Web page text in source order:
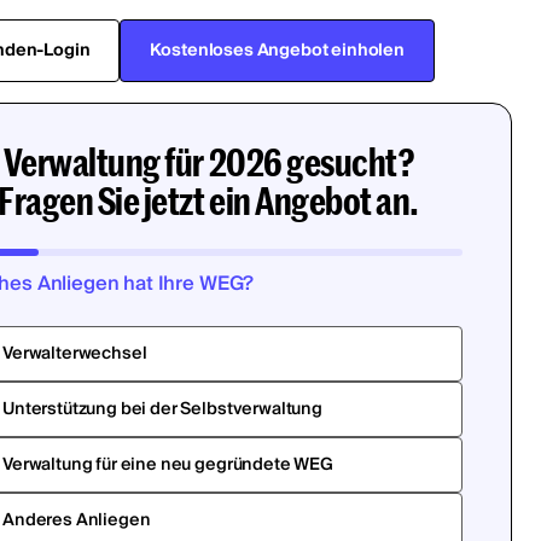
Login Kostenloses Angebot einholen
Verwaltung für 2026 gesucht?
Fragen Sie jetzt ein Angebot an.
Anliegen hat Ihre WEG?
Verwalterwechsel
Unterstützung bei der Selbstverwaltung
Verwaltung für eine neu gegründete WEG
Anderes Anliegen